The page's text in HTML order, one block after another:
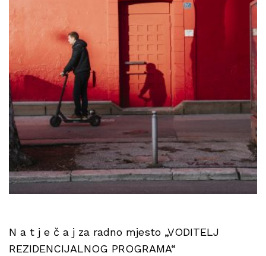
N a t j e č a j za radno mjesto „VODITELJ
REZIDENCIJALNOG PROGRAMA“